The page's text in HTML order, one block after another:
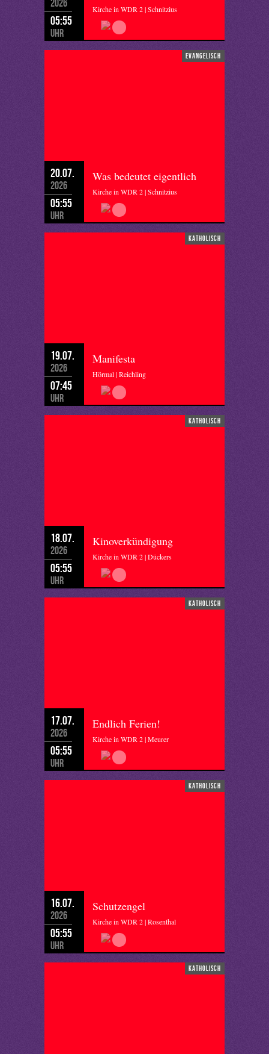
2026
05:55
Uhr
Kirche in WDR 2 | Schnitzius
evangelisch
20.07.
2026
05:55
Uhr
Was bedeutet eigentlich
Kirche in WDR 2 | Schnitzius
katholisch
19.07.
2026
07:45
Uhr
Manifesta
Hörmal | Reichling
katholisch
18.07.
2026
05:55
Uhr
Kinoverkündigung
Kirche in WDR 2 | Dückers
katholisch
17.07.
2026
05:55
Uhr
Endlich Ferien!
Kirche in WDR 2 | Meurer
katholisch
16.07.
2026
05:55
Uhr
Schutzengel
Kirche in WDR 2 | Rosenthal
katholisch